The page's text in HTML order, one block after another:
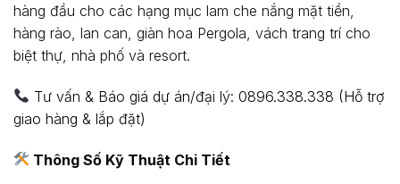
hàng đầu cho các hạng mục lam che nắng mặt tiền,
hàng rào, lan can, giàn hoa Pergola, vách trang trí cho
biệt thự, nhà phố và resort.
Tư vấn & Báo giá dự án/đại lý: 0896.338.338 (Hỗ trợ
giao hàng & lắp đặt)
Thông Số Kỹ Thuật Chi Tiết